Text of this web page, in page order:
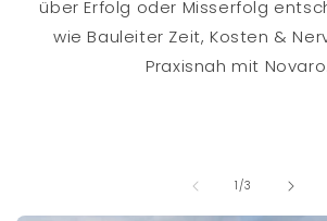
über Erfolg oder Misserfolg
wie Bauleiter Zeit, Kosten &
Praxisnah mit Novaro.
1/von
3